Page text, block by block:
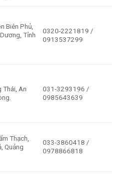
Biên Phủ,
Tỉnh
0320-2221819 /
0913537299
Thái, An
031-3293196 /
0985643639
Thạch,
Quảng
033-3860418 /
0978866818